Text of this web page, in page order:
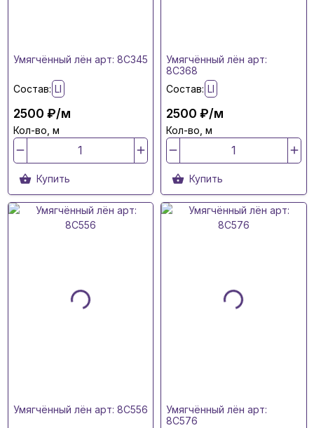
Умягчённый лён арт: 8C345
Состав: LI
2500 ₽/м
Кол-во, м
Купить
Умягчённый лён арт:
8C368
Состав: LI
2500 ₽/м
Кол-во, м
Купить
Умягчённый лён арт: 8C556
Умягчённый лён арт:
8C576